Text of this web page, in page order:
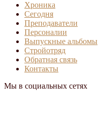
Хроника
Сегодня
Преподаватели
Персоналии
Выпускные альбомы
Стройотряд
Обратная связь
Контакты
Мы в социальных сетях